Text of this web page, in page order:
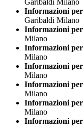
Garibaldi Milano
Informazioni
Garibaldi Milano
Informazioni per
Milano
Informazioni per
Milano
Informazioni per
Milano
Informazioni per
Milano
Informazioni per
Milano
Informazioni